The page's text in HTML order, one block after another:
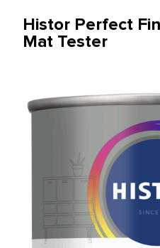
Histor Perfect
Mat Tester